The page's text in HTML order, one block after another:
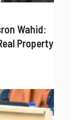
Wahid:
Property